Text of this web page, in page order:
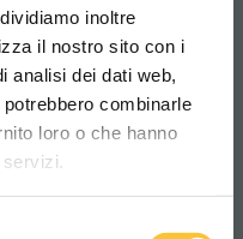
inoltre
il nostro sito con i
analisi dei dati web,
combinarle
loro o che hanno
ultra-rapide en
ti trovi e la tua
esperienza di